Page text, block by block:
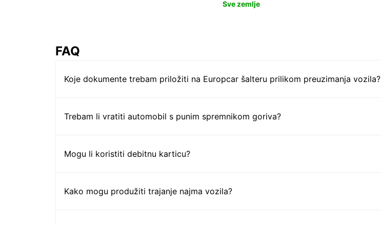
Sve zemlje
FAQ
Koje dokumente trebam priložiti na Europcar šalteru prilikom preuzimanja vozila?
Trebam li vratiti automobil s punim spremnikom goriva?
Mogu li koristiti debitnu karticu?
Kako mogu produžiti trajanje najma vozila?